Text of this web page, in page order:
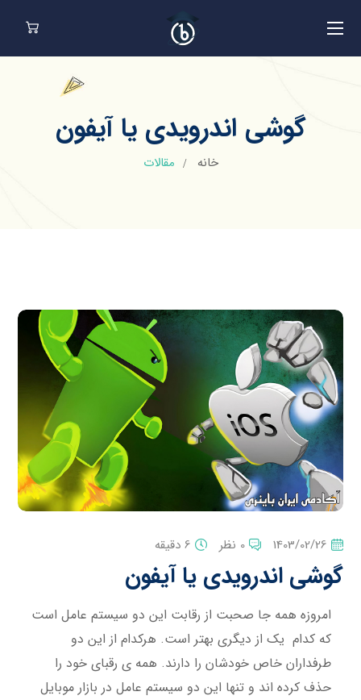
گوشی اندرویدی یا آیفون
خانه مقالات
1403/02/26 0 نظر 6 دقیقه
گوشی اندرویدی یا آیفون
امروزه همه جا صحبت از رقابت این دو سیستم عامل است
که کدام یک از دیگری بهتر است. هرکدام از این دو
طرفداران خاص خودشان را دارند. همه ی رقبای خود را
حذف کرده اند و تنها این دو سیستم عامل در بازار موبایل